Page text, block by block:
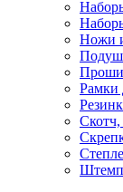
Ножи
Рамки
Скотч,